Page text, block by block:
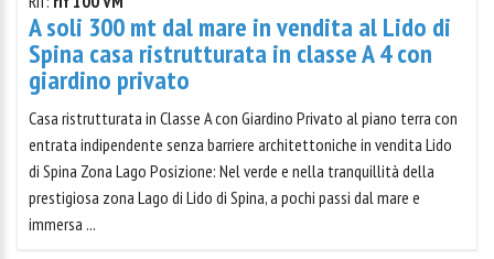
A soli 300 mt dal mare in vendita al Lido di
Spina casa ristrutturata in classe A 4 con
giardino privato
Casa ristrutturata in Classe A con Giardino Privato al piano terra con
entrata indipendente senza barriere architettoniche in vendita Lido
di Spina Zona Lago Posizione: Nel verde e nella tranquillità della
prestigiosa zona Lago di Lido di Spina, a pochi passi dal mare e
immersa ...